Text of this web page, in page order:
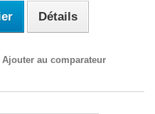
Détails
Ajouter au comparateur